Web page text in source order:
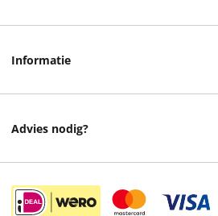
Retourneren
Informatie
Advies nodig?
Instagram